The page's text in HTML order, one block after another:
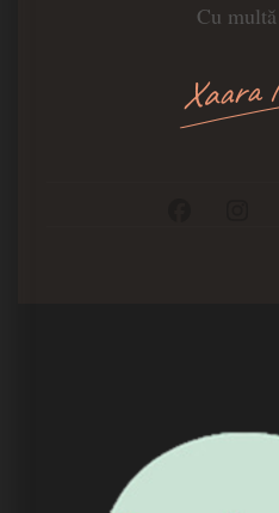
Cu
Xaara